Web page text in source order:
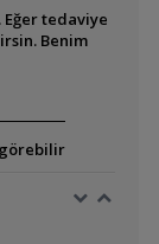
tedaviye
Benim